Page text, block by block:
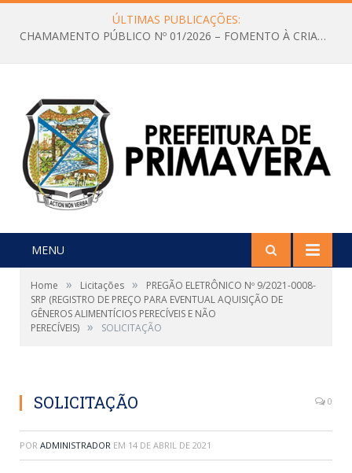
ÚLTIMAS PUBLICAÇÕES:
CHAMAMENTO PÚBLICO Nº 01/2026 – FOMENTO À CRIAÇÃO E A CIRCULAÇÃO DE PRODUÇÕES CULTURAIS – Aldir Blanc
MENU
Home » Licitações »
PREGÃO ELETRÔNICO Nº 9/2021-0008-
SRP (REGISTRO DE PREÇO PARA EVENTUAL AQUISIÇÃO DE
GÊNEROS ALIMENTÍCIOS PERECÍVEIS E NÃO
PERECÍVEIS) » SOLICITAÇÃO
SOLICITAÇÃO 0
POR ADMINISTRADOR EM 14 DE ABRIL DE 2021